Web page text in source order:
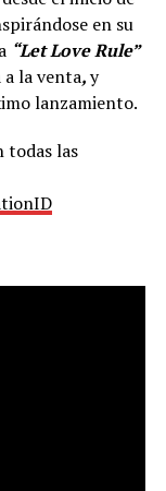
en su
“Let Love Rule”
a la venta,y
lanzamiento.
todas las